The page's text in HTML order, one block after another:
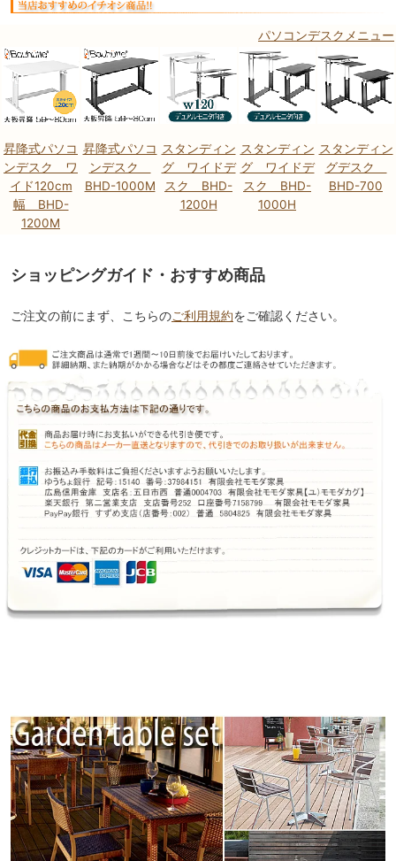
パソコンデスクメニュー
昇降式パソコ
ンデスク ワ
イド120cm
幅 BHD-
1200M
昇降式パソコ
ンデスク
BHD-1000M
スタンディン
グ ワイドデ
スク BHD-
1200H
スタンディン
グ ワイドデ
スク BHD-
1000H
スタンディン
グデスク
BHD-700
ショッピングガイド・おすすめ商品
ご注文の前にまず、こちらのご利用規約をご確認ください。